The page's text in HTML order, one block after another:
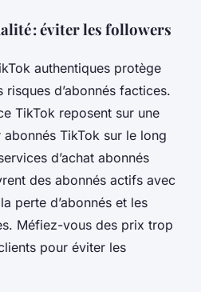
: éviter les followers
authentiques protège
d’abonnés factices.
TikTok reposent sur une
TikTok sur le long
d’achat abonnés
des abonnés actifs avec
perte d’abonnés et les
Méfiez-vous des prix trop
pour éviter les